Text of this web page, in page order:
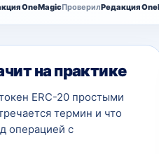
OneMagicПроверилРедакция
на практике
ERC-20 простыми
термин и что
операцией с